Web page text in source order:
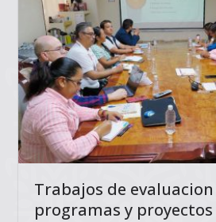
Trabajos de
programas y proyectos